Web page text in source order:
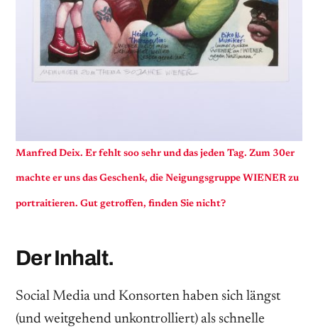
Manfred Deix. Er fehlt soo sehr und das jeden Tag. Zum 30er
machte er uns das Geschenk, die Neigungsgruppe WIENER zu
portraitieren. Gut getroffen, finden Sie nicht?
Der Inhalt.
Social Media und Konsorten haben sich längst
(und weitgehend unkontrolliert) als schnelle